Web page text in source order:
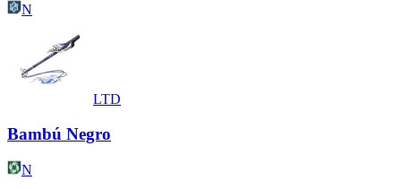
N
LTD
Bambú Negro
N